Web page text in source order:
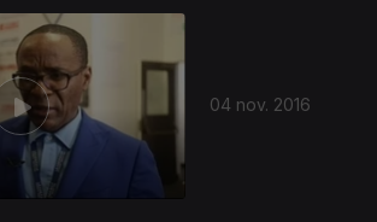
04 nov. 2016